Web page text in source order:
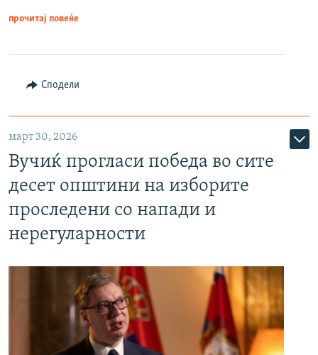
прочитај повеќе
Сподели
март 30, 2026
Вучиќ прогласи победа во сите
десет општини на изборите
проследени со напади и
нерегуларности